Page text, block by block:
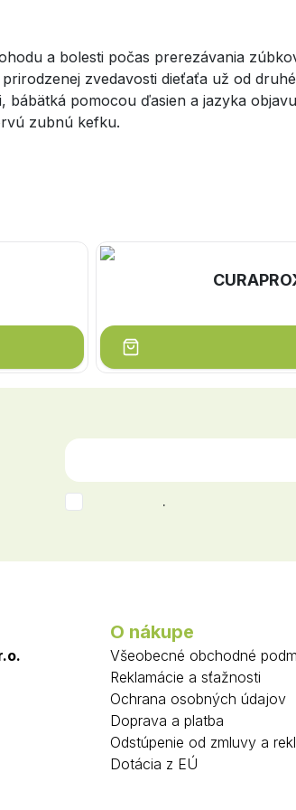
a bolesti počas prerezávania
zvedavosti dieťaťa už od
pomocou ďasien a jazyka
zubnú kefku.
.
O nákupe
Všeobecné obchodné
Reklamácie a sťažnosti
Ochrana osobných údajov
Doprava a platba
Odstúpenie od zmluvy a
Dotácia z EÚ